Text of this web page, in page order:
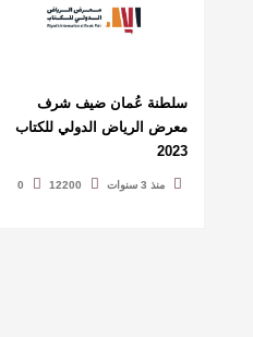
سلطنة عُمان ضيف شرف
معرض الرياض الدولي للكتاب
2023
منذ 3 سنوات 12200
0